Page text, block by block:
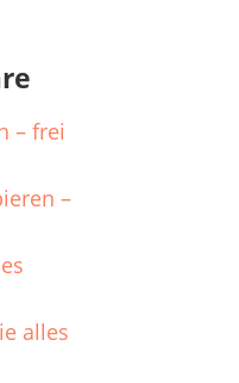
– frei
–
alles